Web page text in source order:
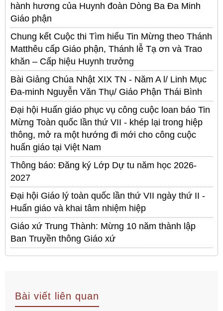
hành hương của Huynh đoàn Dòng Ba Đa Minh
Giáo phận
Chung kết Cuộc thi Tìm hiểu Tin Mừng theo Thánh
Matthêu cấp Giáo phận, Thánh lễ Tạ ơn và Trao
khăn – Cấp hiệu Huynh trưởng
Bài Giảng Chúa Nhật XIX TN - Năm A l/ Linh Mục
Đa-minh Nguyễn Văn Thụ/ Giáo Phận Thái Bình
Đại hội Huấn giáo phục vụ công cuộc loan báo Tin
Mừng Toàn quốc lần thứ VII - khép lại trong hiệp
thông, mở ra một hướng đi mới cho công cuộc
huấn giáo tại Việt Nam
Thông báo: Đăng ký Lớp Dự tu năm học 2026-
2027
Đại hội Giáo lý toàn quốc lần thứ VII ngày thứ II -
Huấn giáo và khai tâm nhiệm hiệp
Giáo xứ Trung Thành: Mừng 10 năm thành lập
Ban Truyền thông Giáo xứ
Bài viết liên quan